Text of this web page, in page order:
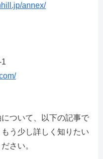
annex/
ついて、以下の記事で
う少し詳しく知りたい
さい。